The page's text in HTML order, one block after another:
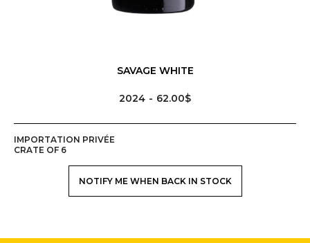
SAVAGE WHITE
2024 62.00$
IMPORTATION PRIVÉE
CRATE OF 6
NOTIFY ME WHEN BACK IN STOCK